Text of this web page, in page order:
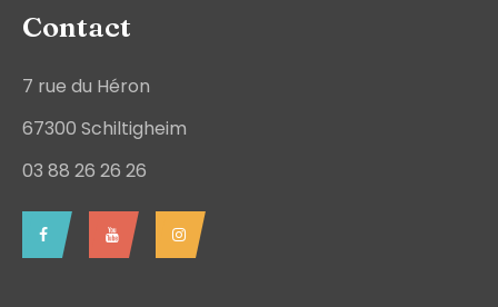
Contact
7 rue du Héron
67300 Schiltigheim
03 88 26 26 26